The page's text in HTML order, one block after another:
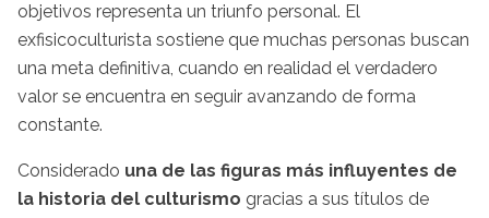
objetivos representa un triunfo personal. El
exfisicoculturista sostiene que muchas personas buscan
una meta definitiva, cuando en realidad el verdadero
valor se encuentra en seguir avanzando de forma
constante.
Considerado una de las figuras más influyentes de
la historia del culturismo gracias a sus títulos de